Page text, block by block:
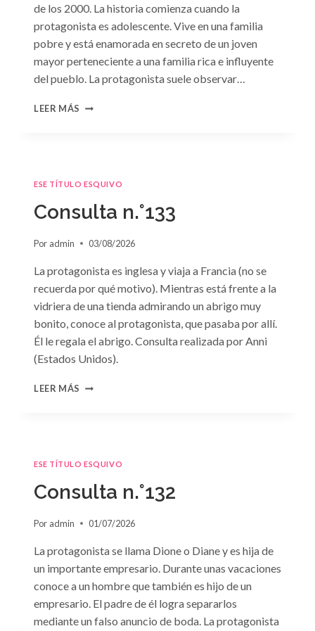
de los 2000. La historia comienza cuando la
protagonista es adolescente. Vive en una familia
pobre y está enamorada en secreto de un joven
mayor perteneciente a una familia rica e influyente
del pueblo. La protagonista suele observar…
LEER MÁS CONSULTA
ESE TÍTULO ESQUIVO
Consulta n.°133
Por admin 03/08/2026
La protagonista es inglesa y viaja a Francia (no se
recuerda por qué motivo). Mientras está frente a la
vidriera de una tienda admirando un abrigo muy
bonito, conoce al protagonista, que pasaba por allí.
Él le regala el abrigo. Consulta realizada por Anni
(Estados Unidos).
LEER MÁS CONSULTA
ESE TÍTULO ESQUIVO
Consulta n.°132
Por admin 01/07/2026
La protagonista se llama Dione o Diane y es hija de
un importante empresario. Durante unas vacaciones
conoce a un hombre que también es hijo de un
empresario. El padre de él logra separarlos
mediante un falso anuncio de boda. La protagonista